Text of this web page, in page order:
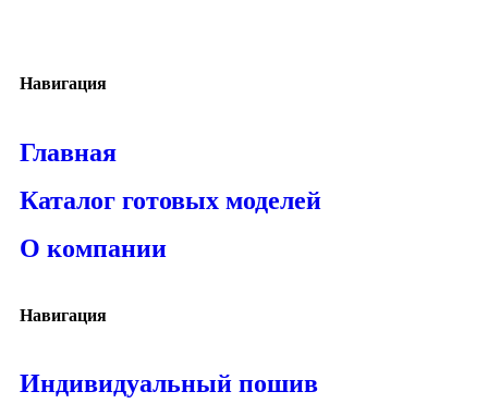
Навигация
Главная
Каталог готовых моделей
О компании
Навигация
Индивидуальный пошив